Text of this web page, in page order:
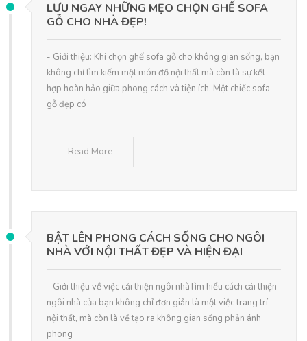
LƯU NGAY NHỮNG MẸO CHỌN GHẾ SOFA
GỖ CHO NHÀ ĐẸP!
- Giới thiệu: Khi chọn ghế sofa gỗ cho không gian sống, bạn
không chỉ tìm kiếm một món đồ nội thất mà còn là sự kết
hợp hoàn hảo giữa phong cách và tiện ích. Một chiếc sofa
gỗ đẹp có
Read More
BẬT LÊN PHONG CÁCH SỐNG CHO NGÔI
NHÀ VỚI NỘI THẤT ĐẸP VÀ HIỆN ĐẠI
- Giới thiệu về việc cải thiện ngôi nhàTìm hiểu cách cải thiện
ngôi nhà của bạn không chỉ đơn giản là một việc trang trí
nội thất, mà còn là về tạo ra không gian sống phản ánh
phong